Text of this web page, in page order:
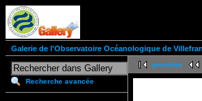
Galerie de l'Observatoire Océanologique de
Recherche avancée
première